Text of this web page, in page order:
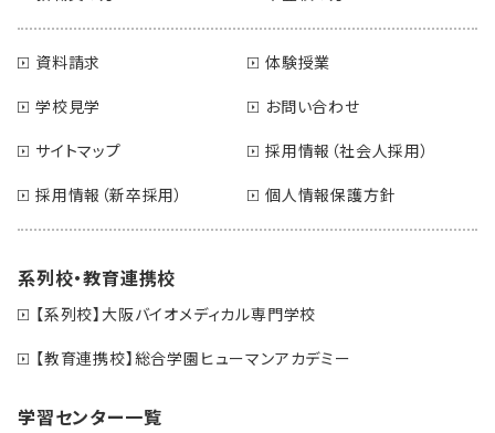
資料請求
体験授業
学校見学
お問い合わせ
サイトマップ
採用情報（社会人採用）
採用情報（新卒採用）
個人情報保護方針
系列校・教育連携校
【系列校】大阪バイオメディカル専門学校
【教育連携校】総合学園ヒューマンアカデミー
学習センター一覧